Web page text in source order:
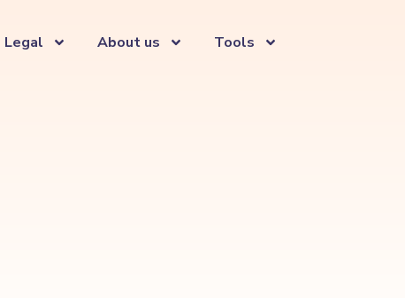
Legal About us Tools